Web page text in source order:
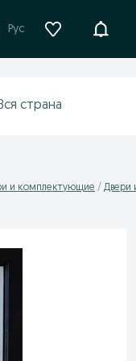
Рус
и комплектующие Двери